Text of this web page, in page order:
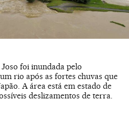
foi inundada pelo
rio após as fortes chuvas que
A área está em estado de
deslizamentos de terra.